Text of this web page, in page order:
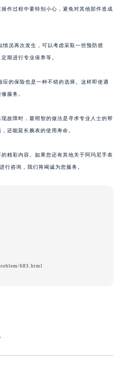
作过程中要特别小心，避免对其他部件造成
况再次发生，可以考虑采取一些预防措
期进行专业保养等。
的保险也是一种不错的选择。这样即使遇
服务。
故障时，最明智的做法是寻求专业人士的帮
还能延长腕表的使用寿命。
的精彩内容。如果您还有其他关于阿玛尼手表
行咨询，我们将竭诚为您服务。
683.html